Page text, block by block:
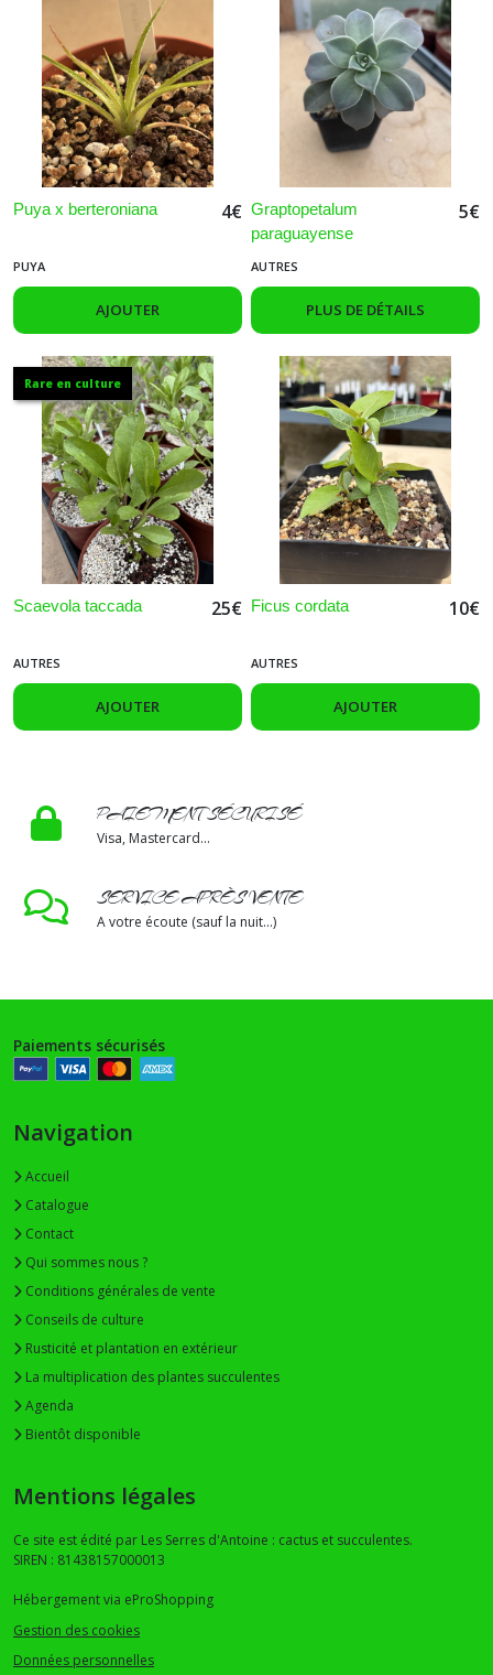
Puya x berteroniana 4€
PUYA
AJOUTER
Graptopetalum
paraguayense
5€
AUTRES
PLUS DE DÉTAILS
Rare en culture
Scaevola taccada 25€
AUTRES
AJOUTER
Ficus cordata 10€
AUTRES
AJOUTER
PAIEMENT SÉCURISÉ
Visa, Mastercard...
SERVICE APRÈS VENTE
A votre écoute (sauf la nuit...)
Paiements sécurisés
Navigation
Accueil
Catalogue
Contact
Qui sommes nous ?
Conditions générales de vente
Conseils de culture
Rusticité et plantation en extérieur
La multiplication des plantes succulentes
Agenda
Bientôt disponible
Mentions légales
Ce site est édité par Les Serres d'Antoine : cactus et succulentes.
SIREN : 81438157000013
Hébergement via eProShopping
Gestion des cookies
Données personnelles